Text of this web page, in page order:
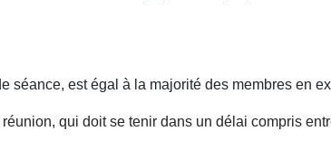
séance, est égal à la majorité des membres en
qui doit se tenir dans un délai compris